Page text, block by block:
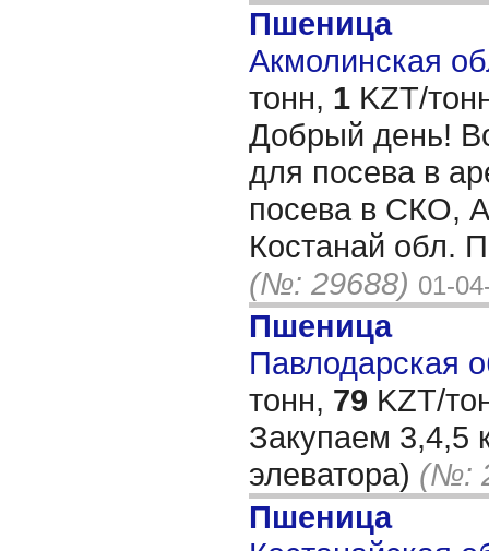
Пшеница
Акмолинская
тонн, 1 KZT/
Добрый день!
для посева в
посева в СКО,
Костанай обл.
(№: 29688) 01-
Пшеница
Павлодарская
тонн, 79 KZT/
Закупаем 3,4,5
элеватора) (№:
Пшеница